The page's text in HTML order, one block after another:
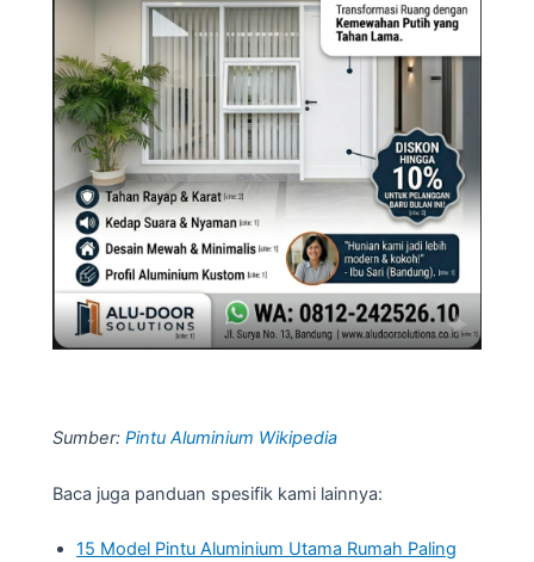
Sumber: Pintu Aluminium Wikipedia
Baca juga panduan spesifik kami lainnya:
15 Model Pintu Aluminium Utama Rumah Paling